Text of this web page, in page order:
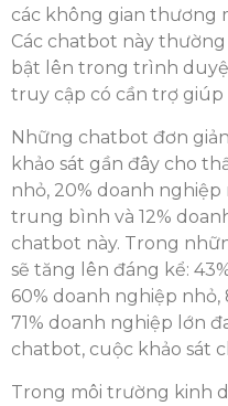
các không gian thương
Các chatbot này
bật lên trong trình
truy cập có cần trợ giúp
Những chatbot đơn
khảo sát gần đây cho
nhỏ, 20% doanh nghiệp
trung bình và 12%
chatbot này. Trong
sẽ tăng lên đáng kể:
60% doanh nghiệp
71% doanh nghiệp lớn
chatbot, cuộc khảo sát
Trong môi trường kinh